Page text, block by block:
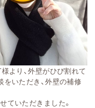
より、外壁がひび割れて
いただき、外壁の補修
ていただきました。